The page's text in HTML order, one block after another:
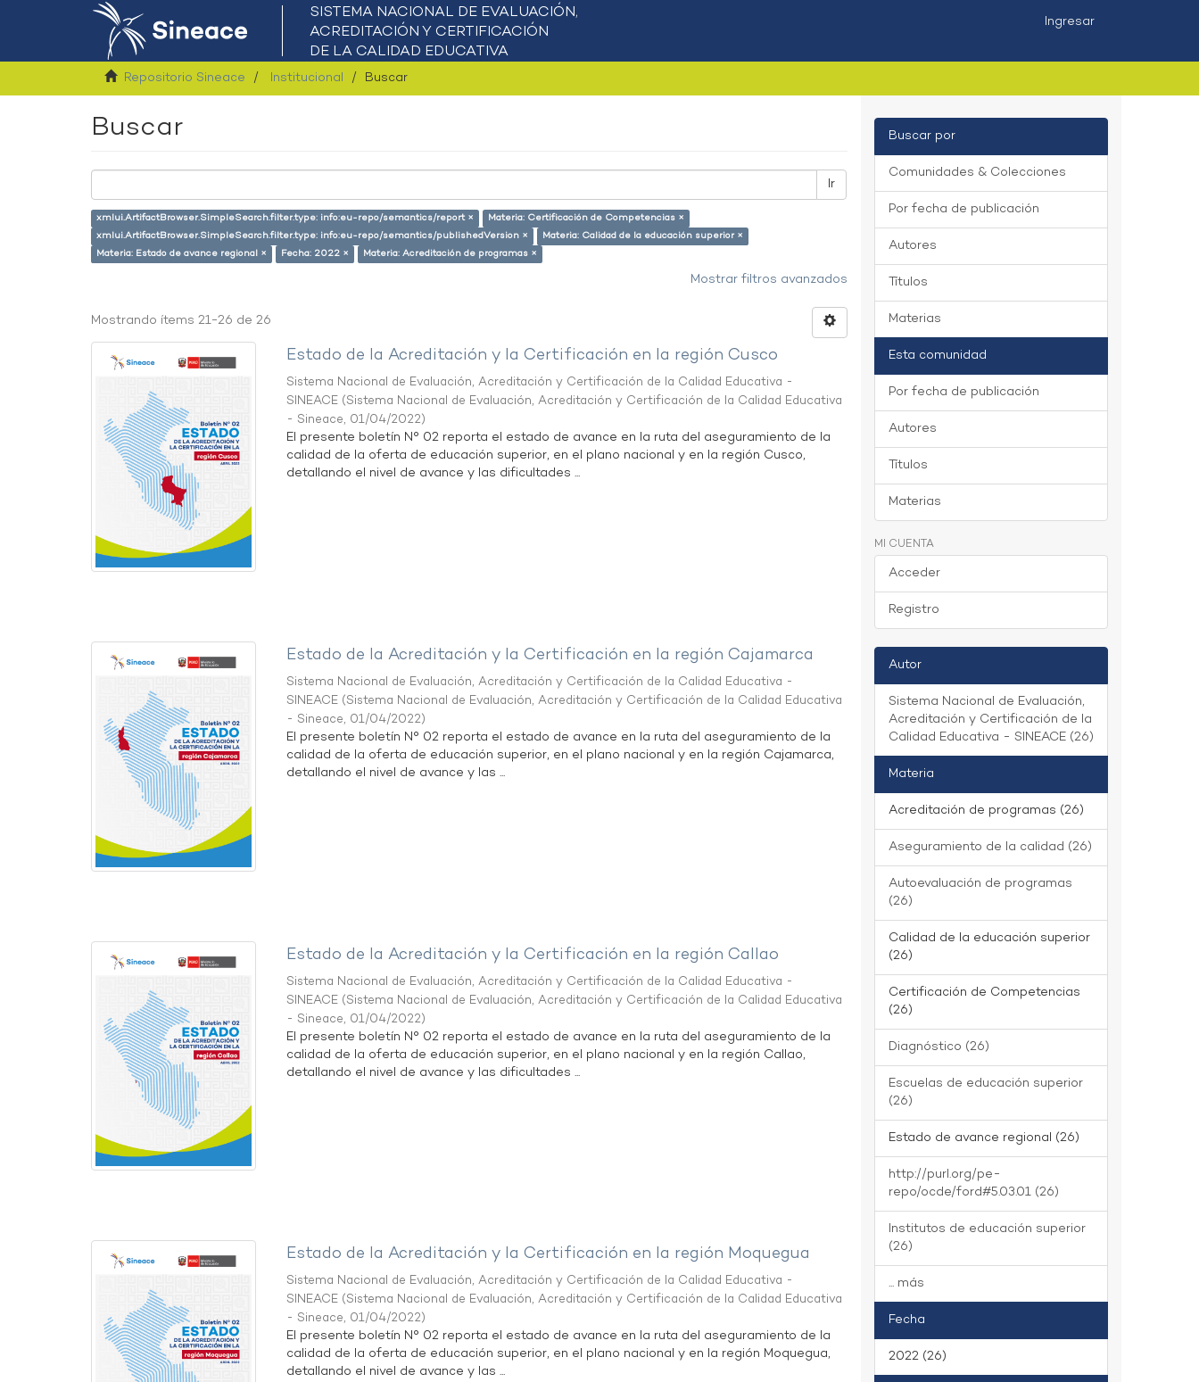
Ingresar
Repositorio Sineace Institucional Buscar
Buscar
Ir
xmlui.ArtifactBrowser.SimpleSearch.filter.type: info:eu-repo/semantics/report ×
Materia: Certificación de Competencias ×
xmlui.ArtifactBrowser.SimpleSearch.filter.type: info:eu-repo/semantics/publishedVersion ×
Materia: Calidad de la educación superior ×
Materia: Estado de avance regional ×
Fecha: 2022 × Materia: Acreditación de programas ×
Mostrar filtros avanzados
Mostrando ítems 21-26 de 26
Estado de la Acreditación y la Certificación en la región Cusco
Sistema Nacional de Evaluación, Acreditación y Certificación de la Calidad Educativa -
SINEACE (Sistema Nacional de Evaluación, Acreditación y Certificación de la Calidad Educativa
- Sineace, 01/04/2022)
El presente boletín N° 02 reporta el estado de avance en la ruta del aseguramiento de la
calidad de la oferta de educación superior, en el plano nacional y en la región Cusco,
detallando el nivel de avance y las dificultades ...
Estado de la Acreditación y la Certificación en la región Cajamarca
Sistema Nacional de Evaluación, Acreditación y Certificación de la Calidad Educativa -
SINEACE (Sistema Nacional de Evaluación, Acreditación y Certificación de la Calidad Educativa
- Sineace, 01/04/2022)
El presente boletín N° 02 reporta el estado de avance en la ruta del aseguramiento de la
calidad de la oferta de educación superior, en el plano nacional y en la región Cajamarca,
detallando el nivel de avance y las ...
Estado de la Acreditación y la Certificación en la región Callao
Sistema Nacional de Evaluación, Acreditación y Certificación de la Calidad Educativa -
SINEACE (Sistema Nacional de Evaluación, Acreditación y Certificación de la Calidad Educativa
- Sineace, 01/04/2022)
El presente boletín N° 02 reporta el estado de avance en la ruta del aseguramiento de la
calidad de la oferta de educación superior, en el plano nacional y en la región Callao,
detallando el nivel de avance y las dificultades ...
Estado de la Acreditación y la Certificación en la región Moquegua
Sistema Nacional de Evaluación, Acreditación y Certificación de la Calidad Educativa -
SINEACE (Sistema Nacional de Evaluación, Acreditación y Certificación de la Calidad Educativa
- Sineace, 01/04/2022)
El presente boletín N° 02 reporta el estado de avance en la ruta del aseguramiento de la
calidad de la oferta de educación superior, en el plano nacional y en la región Moquegua,
detallando el nivel de avance y las ...
Buscar por
Comunidades & Colecciones
Por fecha de publicación
Autores
Títulos
Materias
Esta comunidad
Por fecha de publicación
Autores
Títulos
Materias
MI CUENTA
Acceder
Registro
Autor
Sistema Nacional de Evaluación,
Acreditación y Certificación de la
Calidad Educativa - SINEACE (26)
Materia
Acreditación de programas (26)
Aseguramiento de la calidad (26)
Autoevaluación de programas
(26)
Calidad de la educación superior
(26)
Certificación de Competencias
(26)
Diagnóstico (26)
Escuelas de educación superior
(26)
Estado de avance regional (26)
http://purl.org/pe-
repo/ocde/ford#5.03.01 (26)
Institutos de educación superior
(26)
... más
Fecha
2022 (26)